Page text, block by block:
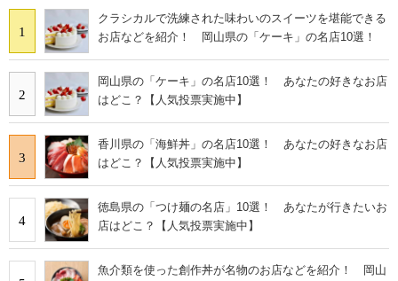
1
クラシカルで洗練された味わいのスイーツを堪能できる
お店などを紹介！ 岡山県の「ケーキ」の名店10選！
2
岡山県の「ケーキ」の名店10選！ あなたの好きなお店
はどこ？【人気投票実施中】
3
香川県の「海鮮丼」の名店10選！ あなたの好きなお店
はどこ？【人気投票実施中】
4
徳島県の「つけ麺の名店」10選！ あなたが行きたいお
店はどこ？【人気投票実施中】
魚介類を使った創作丼が名物のお店などを紹介！ 岡山